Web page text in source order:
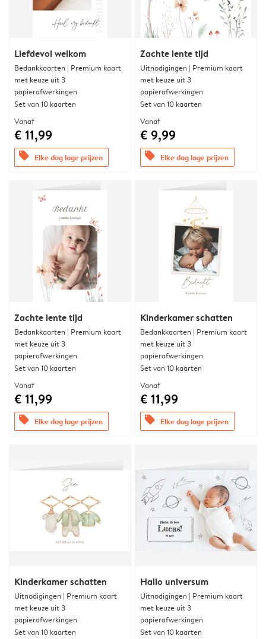
Liefdevol welkom
Bedankkaarten | Premium kaart
met keuze uit 3
papierafwerkingen
Set van 10 kaarten
Vanaf
€ 11,99
offers Elke dag lage prijzen
Zachte lente tijd
Uitnodigingen | Premium kaart
met keuze uit 3
papierafwerkingen
Set van 10 kaarten
Vanaf
€ 9,99
offers Elke dag lage prijzen
Zachte lente tijd
Bedankkaarten | Premium kaart
met keuze uit 3
papierafwerkingen
Set van 10 kaarten
Vanaf
€ 11,99
offers Elke dag lage prijzen
Kinderkamer schatten
Bedankkaarten | Premium kaart
met keuze uit 3
papierafwerkingen
Set van 10 kaarten
Vanaf
€ 11,99
offers Elke dag lage prijzen
Kinderkamer schatten
Uitnodigingen | Premium kaart
met keuze uit 3
papierafwerkingen
Set van 10 kaarten
Hallo universum
Uitnodigingen | Premium kaart
met keuze uit 3
papierafwerkingen
Set van 10 kaarten